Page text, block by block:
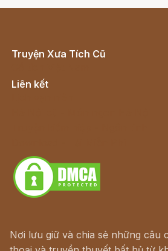
Truyện Xưa Tích Cũ
Liên kết
Nơi lưu giữ và chia sẻ những câu